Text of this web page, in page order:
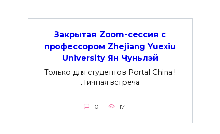
Закрытая Zoom-сессия с
профессором Zhejiang Yuexiu
University Ян Чуньлэй
Только для студентов Portal China !
Личная встреча
0 171